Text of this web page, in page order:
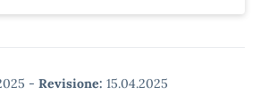
- Revisione: 15.04.2025